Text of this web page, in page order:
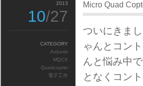
Micro Quad
ついにきま
ゃんとコン
んと悩み中
となくコン
2013
10/27
CATEGORY
Ardunio
MQCX
Quadcopter
電子工作